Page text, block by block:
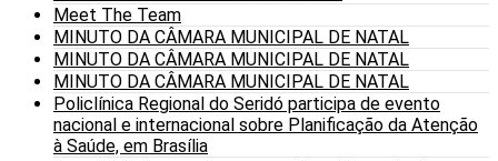
Meet The Team
MINUTO DA CÂMARA MUNICIPAL DE NATAL
MINUTO DA CÂMARA MUNICIPAL DE NATAL
MINUTO DA CÂMARA MUNICIPAL DE NATAL
Policlínica Regional do Seridó participa de evento
nacional e internacional sobre Planificação da Atenção
à Saúde, em Brasília